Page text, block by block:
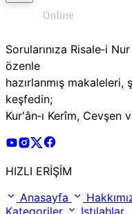
Sorularınıza Risale‑i
özenle
hazırlanmış makaleleri,
keşfedin;
Kur'ân‑ı Kerîm, Cevşen
Risale Online Youtube
Risale Online
Risale Online X
HIZLI ERİŞİM
Anasayfa
Kategoriler
Istılahlar